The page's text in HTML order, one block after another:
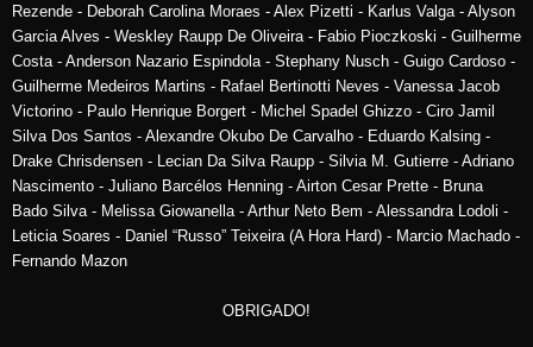
Rezende - Deborah Carolina Moraes - Alex Pizetti - Karlus Valga - Alyson
Garcia Alves - Weskley Raupp De Oliveira - Fabio Pioczkoski - Guilherme
Costa - Anderson Nazario Espindola - Stephany Nusch - Guigo Cardoso -
Guilherme Medeiros Martins - Rafael Bertinotti Neves - Vanessa Jacob
Victorino - Paulo Henrique Borgert - Michel Spadel Ghizzo - Ciro Jamil
Silva Dos Santos - Alexandre Okubo De Carvalho - Eduardo Kalsing -
Drake Chrisdensen - Lecian Da Silva Raupp - Silvia M. Gutierre - Adriano
Nascimento - Juliano Barcélos Henning - Airton Cesar Prette - Bruna
Bado Silva - Melissa Giowanella - Arthur Neto Bem - Alessandra Lodoli -
Leticia Soares - Daniel “Russo” Teixeira (A Hora Hard) - Marcio Machado -
Fernando Mazon
OBRIGADO!